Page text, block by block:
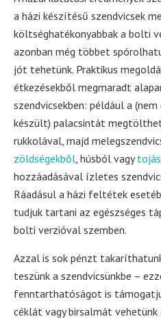
a házi készítésű szendvicsek
költséghatékonyabbak a bolti
azonban még többet
jót tehetünk. Praktikus
étkezésekből megmaradt
szendvicsekben: például a
készült) palacsintát
rukkolával, majd
zöldségekből, húsból vagy
hozzáadásával ízletes
Ráadásul a házi feltétek
tudjuk tartani az egészséges
bolti verzióval szemben.
Azzal is sok pénzt
teszünk a szendvicsünkbe –
fenntarthatóságot is
céklát vagy birsalmát vehetünk